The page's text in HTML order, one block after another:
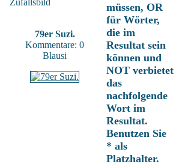
Zufallsbild
79er Suzi.
Kommentare: 0
Blausi
müssen, OR
für Wörter,
die im
Resultat sein
können und
NOT verbietet
das
nachfolgende
Wort im
Resultat.
Benutzen Sie
* als
Platzhalter.